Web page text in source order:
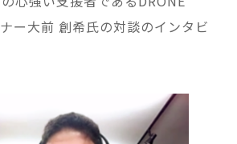
ー大前 創希氏の対談のインタビ